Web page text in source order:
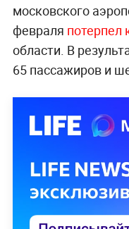
московского
февраля потерпел
области. В
65 пассажиров и